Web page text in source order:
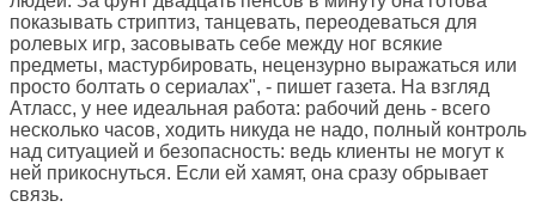
показывать стриптиз, танцевать, переодеваться для
ролевых игр, засовывать себе между ног всякие
предметы, мастурбировать, нецензурно выражаться или
просто болтать о сериалах", - пишет газета. На взгляд
Атласс, у нее идеальная работа: рабочий день - всего
несколько часов, ходить никуда не надо, полный контроль
над ситуацией и безопасность: ведь клиенты не могут к
ней прикоснуться. Если ей хамят, она сразу обрывает
связь.